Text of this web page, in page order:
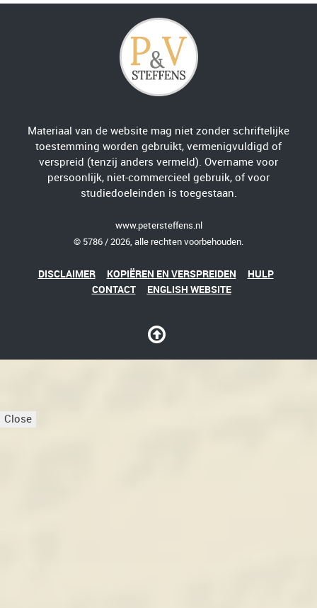
Materiaal van de website mag niet zonder schriftelijke
toestemming worden gebruikt, vermenigvuldigd of
verspreid (tenzij anders vermeld). Overname voor
persoonlijk, niet-commercieel gebruik, of voor
studiedoeleinden is toegestaan.
www.petersteffens.nl
© 5786 / 2026, alle rechten voorbehouden.
DISCLAIMER KOPIËREN EN VERSPREIDEN
HULP
CONTACT
ENGLISH WEBSITE
Close